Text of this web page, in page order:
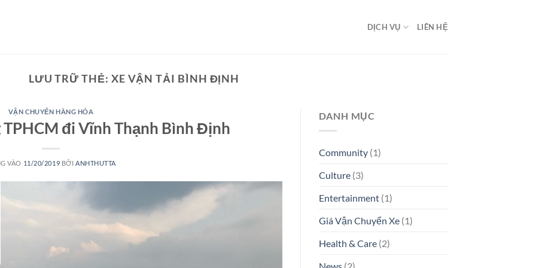
DỊCH VỤ LIÊN HỆ
LƯU TRỮ THẺ: XE VẬN TẢI BÌNH ĐỊNH
VẬN CHUYỂN HÀNG HÓA
TPHCM đi Vĩnh Thạnh Bình Định
VÀO 11/20/2019 BỞI ANHTHUTTA
DANH MỤC
Community(1)
Culture(3)
Entertainment(1)
Giá Vận Chuyển Xe(1)
Health & Care(2)